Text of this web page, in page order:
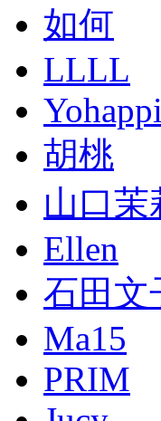
如何
LLLL
胡桃
山口茉
Ellen
石田文
Ma15
PRIM